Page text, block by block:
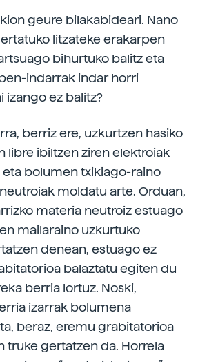
geure bilakabideari. Nano
litzateke erakarpen
bihurtuko balitz eta
indarrak indar horri
izango ez balitz?
berriz ere, uzkurtzen hasiko
libre ibiltzen ziren elektroiak
bolumen txikiago-raino
moldatu arte. Orduan,
materia neutroiz estuago
mailaraino uzkurtuko
denean, estuago ez
balaztatu egiten du
berria lortuz. Noski,
izarrak bolumena
beraz, eremu grabitatorioa
truke gertatzen da. Horrela